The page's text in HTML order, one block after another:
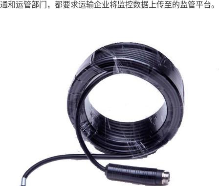
通和运管部门，都要求运输企业将监控数据上传至的监管平台。